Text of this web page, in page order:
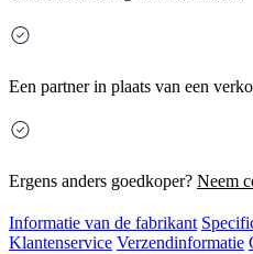
Een partner in plaats van een
Ergens anders goedkoper? Neem
Informatie van de fabrikant
Klantenservice Verzendinformatie